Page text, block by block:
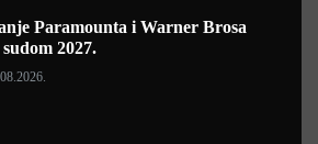
Paramounta i Warner Brosa
2027.